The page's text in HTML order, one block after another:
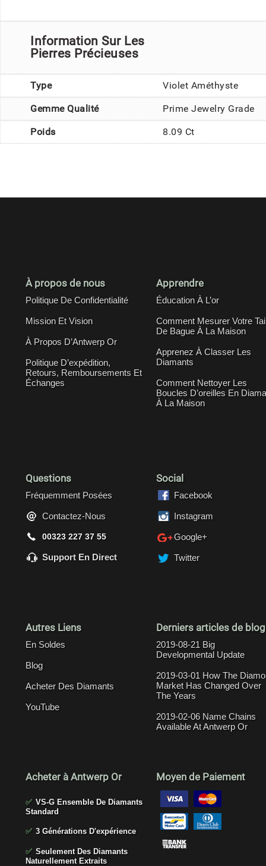
Information Sur Les
Pierres Précieuses
Type Violet Améthyste
Gemme Qualité Prime Jewelry Grade
Poids 8.09 Ct
À propos de nous
Politique De Confidentialité
Mission Et Vision
À Propos D’Antwerp Or
Politique D’expédition,
Retours, Remboursements Et
Échanges
Apprendre
Éducation À L’or
Comment Mesurer Votre
De Bague À La Maison
Apprenez À Classer Les
Diamants
Comment Nettoyer Les
Boucles D’oreilles En
À La Maison
Questions
Fréquemment Posées
Contactez-Nous
00323 227 37 55
Support En Direct
Social
Facebook
Instagram
Google+
Twitter
Autres Liens
En Soldes
Blog
Acheter Des Diamants
YouTube
Derniers articles de blog
2019-08-21 Big
Developmental Update
2019-03-01 How The
Market Has Changed Over
The Years
2019-02-06 Name Chains
Available At Antwerp Or
Acheter à Antwerp Or
✅ VS-G Ensemble De Diamants
Standard
✅ 3 Générations D'expérience
✅ Seulement Des Diamants
Naturellement Extraits
Moyen de Paiement